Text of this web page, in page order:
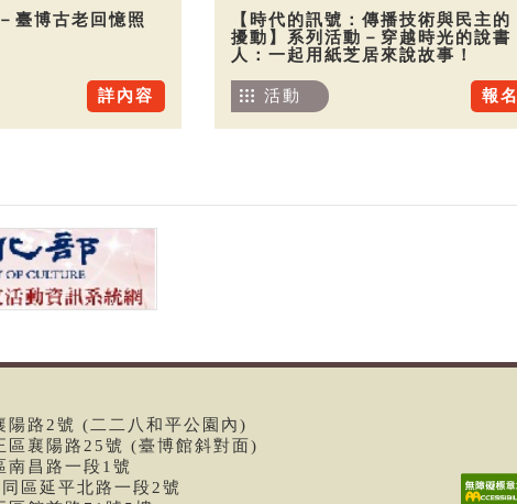
臺博古老回憶照
詳內容
【時代的訊號：傳播技術與民主的
擾動】系列活動－穿越時光的說書
人：一起用紙芝居來說故事！
報名
活動
路2號 (二二八和平公園內)
襄陽路25號 (臺博館斜對面)
昌路一段1號
區延平北路一段2號